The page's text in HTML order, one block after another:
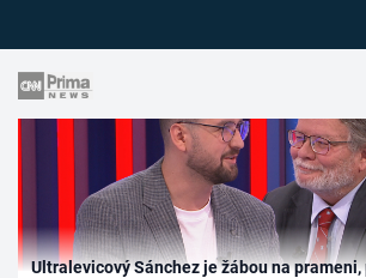
Ultralevicový Sánchez je žábou na